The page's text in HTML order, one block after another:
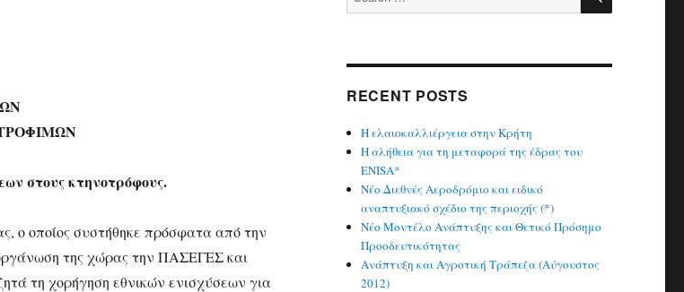
στους κτηνοτρόφους.
ο οποίος συστήθηκε πρόσφατα από την
της χώρας την ΠΑΣΕΓΕΣ και
τη χορήγηση εθνικών ενισχύσεων για
for:
RECENT POSTS
Η ελαιοκαλλιέργεια στην Κρήτη
Η αλήθεια για τη μεταφορά της έδρας του
ENISA*
Νέο Διεθνές Αεροδρόμιο και ειδικό
αναπτυξιακό σχέδιο της περιοχής (*)
Νέο Μοντέλο Ανάπτυξης και Θετικό Πρόσημο
Προοδευτικότητας
Ανάπτυξη και Αγροτική Τράπεζα (Αύγουστος
2012)